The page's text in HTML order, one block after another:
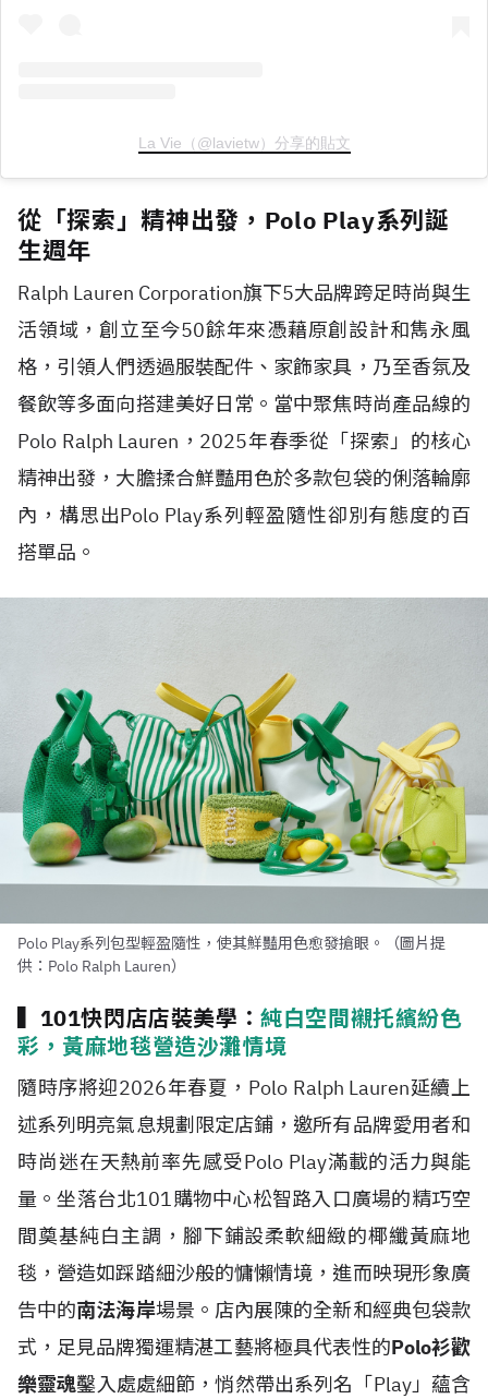
La Vie（@lavietw）分享的貼文
從「探索」精神出發，Polo Play系列誕
生週年
Ralph Lauren Corporation旗下5大品牌跨足時尚與生
活領域，創立至今50餘年來憑藉原創設計和雋永風
格，引領人們透過服裝配件、家飾家具，乃至香氛及
餐飲等多面向搭建美好日常。當中聚焦時尚產品線的
Polo Ralph Lauren，2025年春季從「探索」的核心
精神出發，大膽揉合鮮豔用色於多款包袋的俐落輪廓
內，構思出Polo Play系列輕盈隨性卻別有態度的百
搭單品。
Polo Play系列包型輕盈隨性，使其鮮豔用色愈發搶眼。（圖片提
供：Polo Ralph Lauren）
▍101快閃店店裝美學：純白空間襯托繽紛色
彩，黃麻地毯營造沙灘情境
隨時序將迎2026年春夏，Polo Ralph Lauren延續上
述系列明亮氣息規劃限定店鋪，邀所有品牌愛用者和
時尚迷在天熱前率先感受Polo Play滿載的活力與能
量。坐落台北101購物中心松智路入口廣場的精巧空
間奠基純白主調，腳下鋪設柔軟細緻的椰纖黃麻地
毯，營造如踩踏細沙般的慵懶情境，進而映現形象廣
告中的南法海岸場景。店內展陳的全新和經典包袋款
式，足見品牌獨運精湛工藝將極具代表性的Polo衫歡
樂靈魂鑿入處處細節，悄然帶出系列名「Play」蘊含